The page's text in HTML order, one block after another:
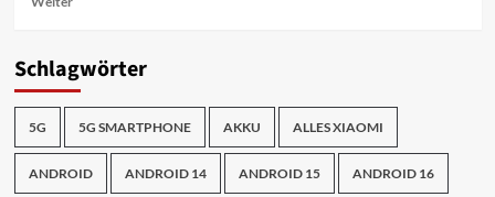
Enthüllt:
Xiaomis
Elektroauto
mit
Kofferraum-
Design
Schlagwörter
5G 5G SMARTPHONE AKKU ALLES XIAOMI
ANDROID ANDROID 14 ANDROID 15 ANDROID 16